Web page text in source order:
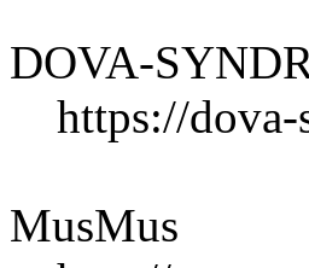
DOVA-
https://dova-
MusMus